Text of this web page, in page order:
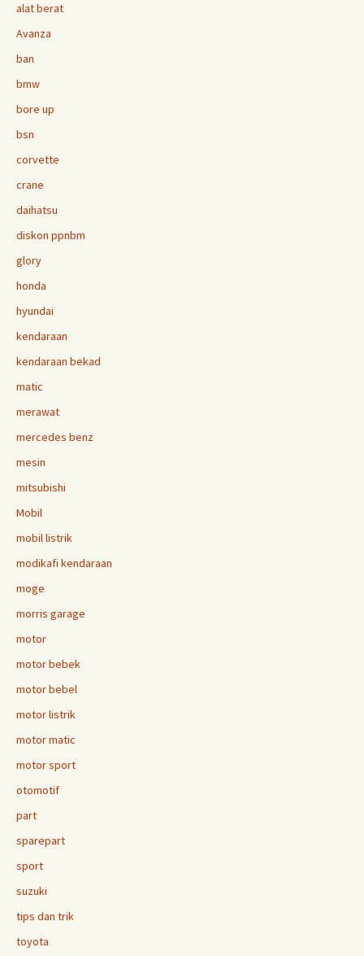
alat berat
Avanza
ban
bmw
bore up
bsn
corvette
crane
daihatsu
diskon ppnbm
glory
honda
hyundai
kendaraan
kendaraan bekad
matic
merawat
mercedes benz
mesin
mitsubishi
Mobil
mobil listrik
modikafi kendaraan
moge
morris garage
motor
motor bebek
motor bebel
motor listrik
motor matic
motor sport
otomotif
part
sparepart
sport
suzuki
tips dan trik
toyota